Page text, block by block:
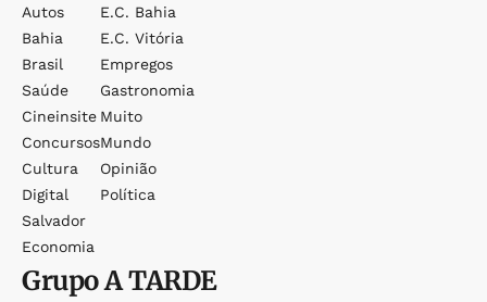
Autos
Bahia
Brasil
Saúde
Cineinsite
Concursos
Cultura
Digital
Salvador
Economia
E.c. Bahia
E.c. Vitória
Empregos
Gastronomia
Muito
Mundo
Opinião
Política
GrupoA TARDE